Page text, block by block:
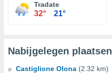
Tradate
32° 21°
Nabijgelegen plaatsen
Castiglione Olona (2.32 km)